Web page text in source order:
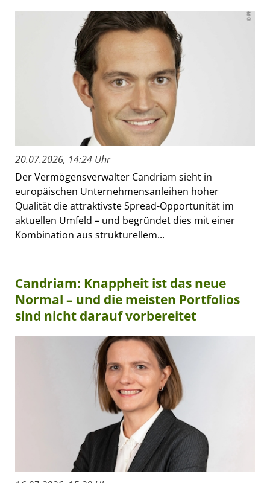
20.07.2026, 14:24 Uhr
Der Vermögensverwalter Candriam sieht in
europäischen Unternehmensanleihen hoher
Qualität die attraktivste Spread-Opportunität im
aktuellen Umfeld – und begründet dies mit einer
Kombination aus strukturellem...
Candriam: Knappheit ist das neue
Normal – und die meisten Portfolios
sind nicht darauf vorbereitet